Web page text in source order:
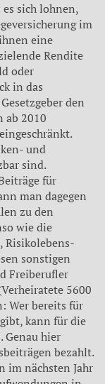
sich lohnen,
im
eine
Rendite
oder
in das
den
ab 2010
und
sind.
für
man dagegen
zu den
wie die
Risikolebens-
sonstigen
Freiberufler
5600
Wer bereits für
kann für die
Genau hier
bezahlt.
im nächsten Jahr